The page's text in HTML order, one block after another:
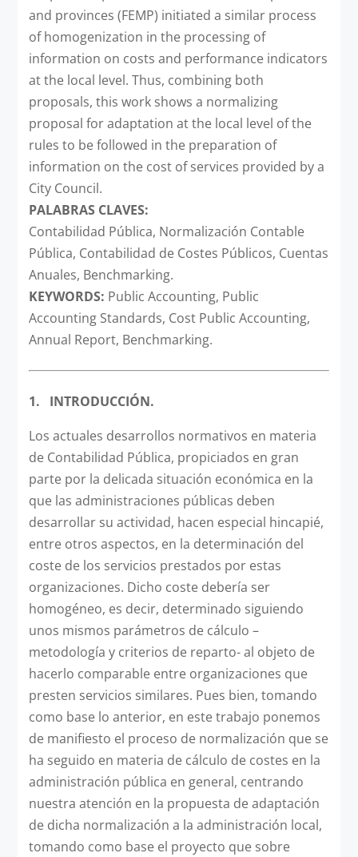
and provinces (FEMP) initiated a similar process
of homogenization in the processing of
information on costs and performance indicators
at the local level. Thus, combining both
proposals, this work shows a normalizing
proposal for adaptation at the local level of the
rules to be followed in the preparation of
information on the cost of services provided by a
City Council.
PALABRAS CLAVES:
Contabilidad Pública, Normalización Contable
Pública, Contabilidad de Costes Públicos, Cuentas
Anuales, Benchmarking.
KEYWORDS: Public Accounting, Public
Accounting Standards, Cost Public Accounting,
Annual Report, Benchmarking.
1. INTRODUCCIÓN.
Los actuales desarrollos normativos en materia
de Contabilidad Pública, propiciados en gran
parte por la delicada situación económica en la
que las administraciones públicas deben
desarrollar su actividad, hacen especial hincapié,
entre otros aspectos, en la determinación del
coste de los servicios prestados por estas
organizaciones. Dicho coste debería ser
homogéneo, es decir, determinado siguiendo
unos mismos parámetros de cálculo –
metodología y criterios de reparto- al objeto de
hacerlo comparable entre organizaciones que
presten servicios similares. Pues bien, tomando
como base lo anterior, en este trabajo ponemos
de manifiesto el proceso de normalización que se
ha seguido en materia de cálculo de costes en la
administración pública en general, centrando
nuestra atención en la propuesta de adaptación
de dicha normalización a la administración local,
tomando como base el proyecto que sobre